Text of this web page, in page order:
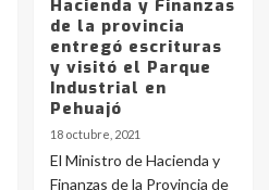
Hacienda y Finanzas
de la provincia
entregó escrituras
y visitó el Parque
Industrial en
Pehuajó
18 octubre, 2021
El Ministro de Hacienda y
Finanzas de la Provincia de